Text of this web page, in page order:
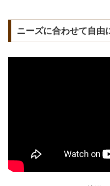
ニーズに合わせて自由